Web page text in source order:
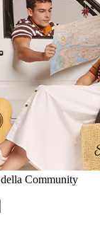
Community